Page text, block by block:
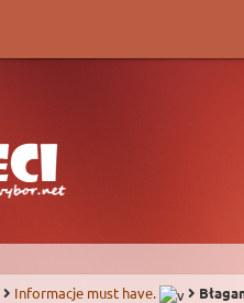
Informacje must have.